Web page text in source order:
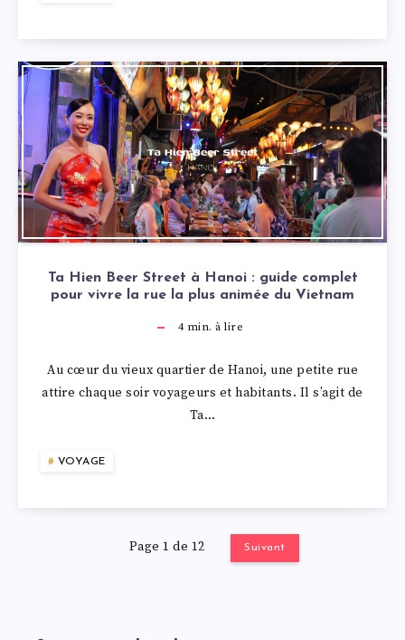
Ta Hien Beer Street à Hanoi : guide complet
pour vivre la rue la plus animée du Vietnam
4min. à lire
Au cœur du vieux quartier de Hanoi, une petite rue
attire chaque soir voyageurs et habitants. Il s’agit de
Ta…
VOYAGE
Page 1 de 12 Suivant